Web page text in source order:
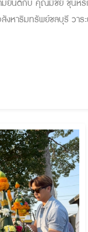
งหาริมทรัพย์ชลบุรี วาร